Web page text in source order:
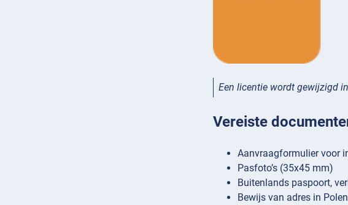
Een licentie wordt gewijzigd
Vereiste
Aanvraagformulier voor
Pasfoto’s (35х45 mm)
Buitenlands paspoort,
Bewijs van adres in